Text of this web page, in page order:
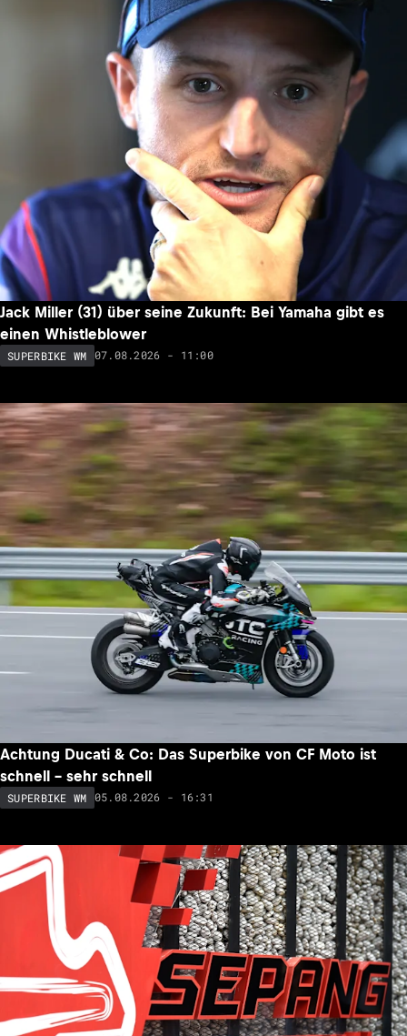
Jack Miller (31) über seine Zukunft: Bei Yamaha gibt es
einen Whistleblower
SUPERBIKE WM 07.08.2026 - 11:00
Achtung Ducati & Co: Das Superbike von CF Moto ist
schnell – sehr schnell
SUPERBIKE WM 05.08.2026 - 16:31